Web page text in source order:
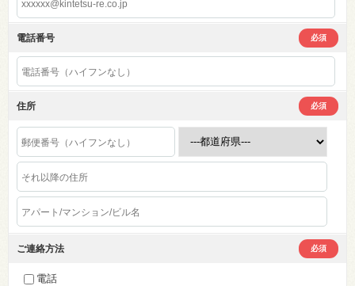
電話番号 必須
住所 必須
ご連絡方法 必須
電話